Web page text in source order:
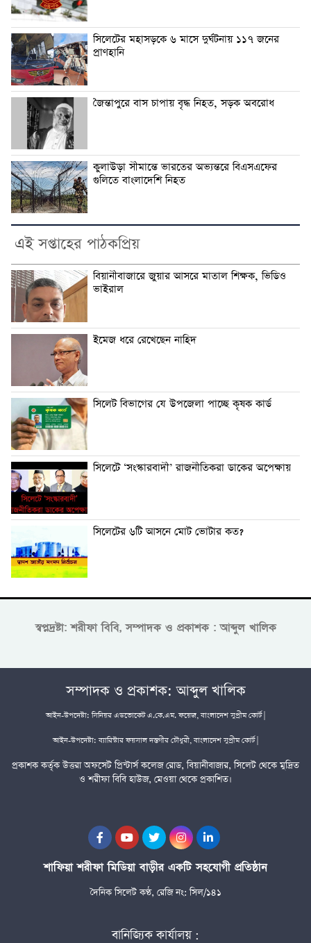
সিলেটের মহাসড়কে ৬ মাসে দুর্ঘটনায় ১১৭ জনের
প্রাণহানি
জৈন্তাপুরে বাস চাপায় বৃদ্ধ নিহত, সড়ক অবরোধ
কুলাউড়া সীমান্তে ভারতের অভ্যন্তরে বিএসএফের
গুলিতে বাংলাদেশি নিহত
এই সপ্তাহের পাঠকপ্রিয়
বিয়ানীবাজারে জুয়ার আসরে মাতাল শিক্ষক, ভিডিও
ভাইরাল
ইমেজ ধরে রেখেছেন নাহিদ
সিলেট বিভাগের যে উপজেলা পাচ্ছে কৃষক কার্ড
সিলেটে ‘সংস্কারবাদী’ রাজনীতিকরা ডাকের অপেক্ষায়
সিলেটের ৬টি আসনে মোট ভোটার কত?
স্বপ্নদ্রষ্টা: শরীফা বিবি, সম্পাদক ও প্রকাশক : আব্দুল খালিক
সম্পাদক ও প্রকাশক: আব্দুল খালিক
আইন-উপদেষ্টা: সিনিয়র এডভোকেট এ.কে.এম. ফয়েজ, বাংলাদেশ সুপ্রীম কোর্ট |
আইন-উপদেষ্টা: ব্যারিস্টার ফয়সাল দস্তগীর চৌধুরী, বাংলাদেশ সুপ্রীম কোর্ট |
প্রকাশক কর্তৃক উত্তরা অফসেট প্রিন্টার্স কলেজ রোড, বিয়ানীবাজার, সিলেট থেকে মুদ্রিত
ও শরীফা বিবি হাউজ, মেওয়া থেকে প্রকাশিত।
শাফিয়া শরীফা মিডিয়া বাড়ীর একটি সহযোগী প্রতিষ্ঠান
দৈনিক সিলেট কণ্ঠ, রেজি নং: সিল/১৪১
বানিজ্যিক কার্যালয় :